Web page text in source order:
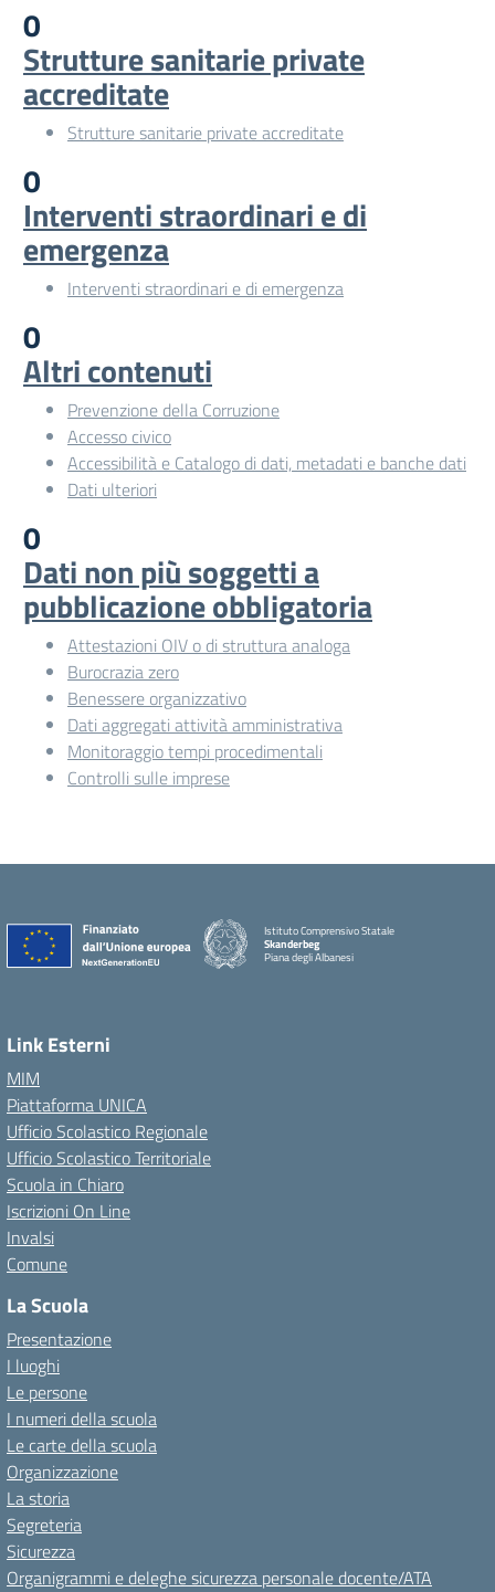
0
Strutture sanitarie private
accreditate
Strutture sanitarie private accreditate
0
Interventi straordinari e di
emergenza
Interventi straordinari e di emergenza
0
Altri contenuti
Prevenzione della Corruzione
Accesso civico
Accessibilità e Catalogo di dati, metadati e banche dati
Dati ulteriori
0
Dati non più soggetti a
pubblicazione obbligatoria
Attestazioni OIV o di struttura analoga
Burocrazia zero
Benessere organizzativo
Dati aggregati attività amministrativa
Monitoraggio tempi procedimentali
Controlli sulle imprese
Istituto Comprensivo Statale
Skanderbeg
Piana degli Albanesi
Link Esterni
MIM
Piattaforma UNICA
Ufficio Scolastico Regionale
Ufficio Scolastico Territoriale
Scuola in Chiaro
Iscrizioni On Line
Invalsi
Comune
La Scuola
Presentazione
I luoghi
Le persone
I numeri della scuola
Le carte della scuola
Organizzazione
La storia
Segreteria
Sicurezza
Organigrammi e deleghe sicurezza personale docente/ATA